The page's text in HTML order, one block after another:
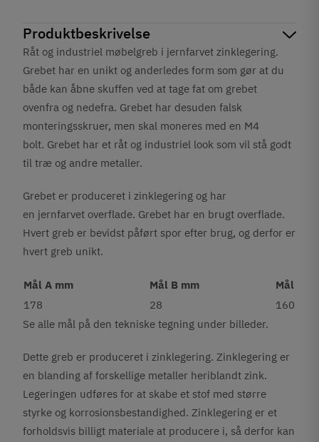
Produktbeskrivelse
Råt og industriel møbelgreb i jernfarvet zinklegering.
Grebet har en unikt og anderledes form som gør at du
både kan åbne skuffen ved at tage fat om grebet
ovenfra og nedefra. Grebet har desuden falsk
monteringsskruer, men skal moneres med en M4
bolt. Grebet har et råt og industriel look som vil stå godt
til træ og andre metaller.
Grebet er produceret i zinklegering og har
en jernfarvet overflade. Grebet har en brugt overflade.
Hvert greb er bevidst påført spor efter brug, og derfor er
hvert greb unikt.
Mål A mm Mål B mm
Mål C
178
28
160
Se alle mål på den tekniske tegning under billeder.
Dette greb er produceret i zinklegering. Zinklegering er
en blanding af forskellige metaller heriblandt zink.
Legeringen udføres for at skabe et stof med større
styrke og korrosionsbestandighed. Zinklegering er et
forholdsvis billigt materiale at producere i, så derfor kan